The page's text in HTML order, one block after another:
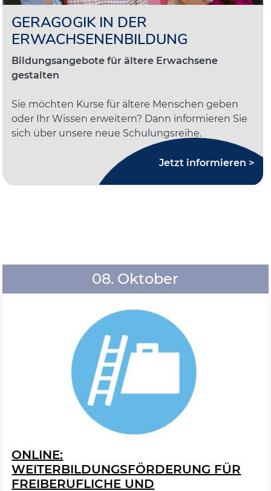
GERAGOGIK IN DER
ERWACHSENENBILDUNG
Bildungsangebote für ältere Erwachsene
gestalten
Sie möchten Kurse für ältere Menschen geben
oder Ihr Wissen erweitern? Dann informieren Sie
sich über unsere neue Schulungsreihe.
Jetzt informieren >
08. Oktober
ONLINE:
WEITERBILDUNGSFÖRDERUNG FÜR
FREIBERUFLICHE UND